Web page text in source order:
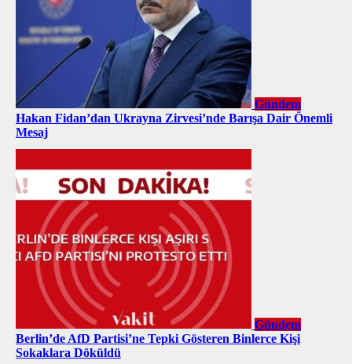
Gündem
Hakan Fidan’dan Ukrayna Zirvesi’nde Barışa Dair Önemli
Mesaj
Gündem
Berlin’de AfD Partisi’ne Tepki Gösteren Binlerce Kişi
Sokaklara Döküldü